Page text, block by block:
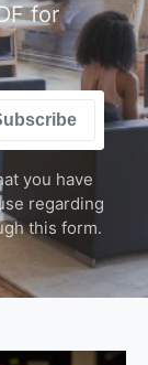
for
you have
regarding
this form.